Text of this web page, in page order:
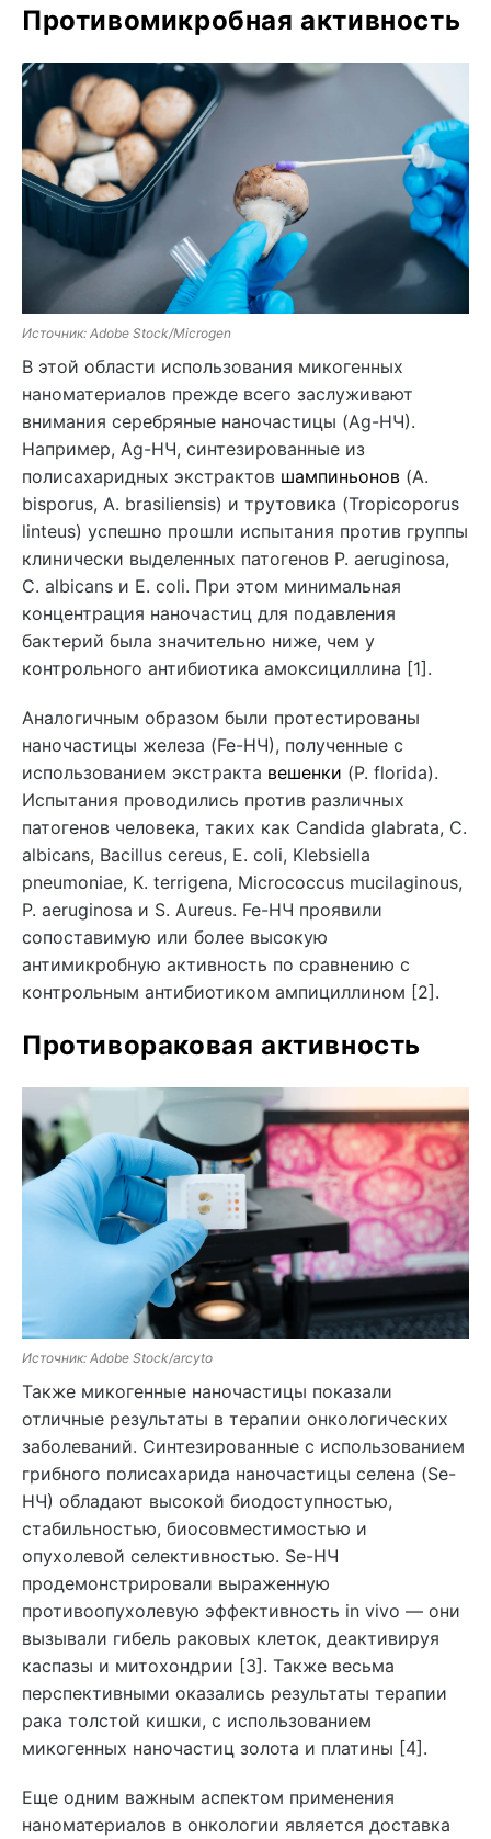
Противомикробная активность
Источник: Adobe Stock/Microgen
В этой области использования микогенных
наноматериалов прежде всего заслуживают
внимания серебряные наночастицы (Ag-НЧ).
Например, Ag-НЧ, синтезированные из
полисахаридных экстрактов шампиньонов (A.
bisporus, A. brasiliensis) и трутовика (Tropicoporus
linteus) успешно прошли испытания против группы
клинически выделенных патогенов P. aeruginosa,
C. albicans и E. coli. При этом минимальная
концентрация наночастиц для подавления
бактерий была значительно ниже, чем у
контрольного антибиотика амоксициллина [1].
Аналогичным образом были протестированы
наночастицы железа (Fe-НЧ), полученные с
использованием экстракта вешенки (P. florida).
Испытания проводились против различных
патогенов человека, таких как Candida glabrata, C.
albicans, Bacillus cereus, E. coli, Klebsiella
pneumoniae, K. terrigena, Micrococcus mucilaginous,
P. aeruginosa и S. Aureus. Fe-НЧ проявили
сопоставимую или более высокую
антимикробную активность по сравнению с
контрольным антибиотиком ампициллином [2].
Противораковая активность
Источник: Adobe Stock/arcyto
Также микогенные наночастицы показали
отличные результаты в терапии онкологических
заболеваний. Синтезированные с использованием
грибного полисахарида наночастицы селена (Se-
НЧ) обладают высокой биодоступностью,
стабильностью, биосовместимостью и
опухолевой селективностью. Se-НЧ
продемонстрировали выраженную
противоопухолевую эффективность in vivo — они
вызывали гибель раковых клеток, деактивируя
каспазы и митохондрии [3]. Также весьма
перспективными оказались результаты терапии
рака толстой кишки, с использованием
микогенных наночастиц золота и платины [4].
Еще одним важным аспектом применения
наноматериалов в онкологии является доставка